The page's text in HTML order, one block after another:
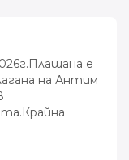
е
на Антим